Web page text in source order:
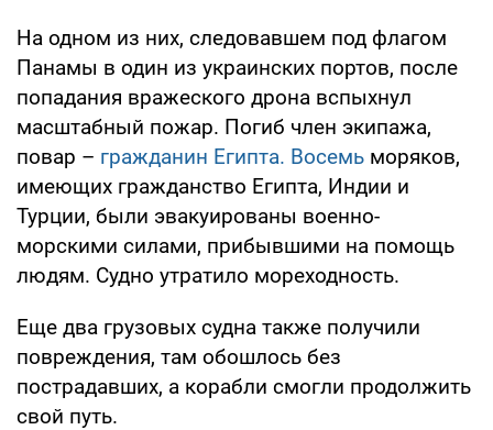
На одном из них, следовавшем под флагом
Панамы в один из украинских портов, после
попадания вражеского дрона вспыхнул
масштабный пожар. Погиб член экипажа,
повар – гражданин Египта. Восемь моряков,
имеющих гражданство Египта, Индии и
Турции, были эвакуированы военно-
морскими силами, прибывшими на помощь
людям. Судно утратило мореходность.
Еще два грузовых судна также получили
повреждения, там обошлось без
пострадавших, а корабли смогли продолжить
свой путь.